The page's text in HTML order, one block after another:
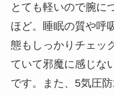
とても軽いので腕に
ほど。睡眠の質や呼
態もしっかりチェッ
ていて邪魔に感じな
です。また、5気圧